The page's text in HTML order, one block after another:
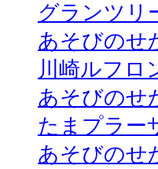
グランツリ
あそびのせ
川崎ルフロ
あそびのせ
たまプラー
あそびのせ